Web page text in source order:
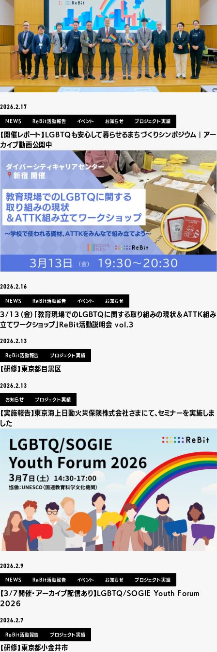
2026.2.17
NEWS ReBit活動報告 イベント お知らせ プロジェクト実績
【開催レポート】LGBTQも安心して暮らせるまちづくりシンポジウム｜アー
カイブ動画公開中
2026.2.16
NEWS ReBit活動報告 イベント お知らせ
3/13（金）「教育現場でのLGBTQに関する取り組みの現状＆ATTK組み
立てワークショップ」ReBit活動説明会 vol.3
2026.2.13
ReBit活動報告 プロジェクト実績
【研修】東京都目黒区
2026.2.13
お知らせ プロジェクト実績
【実施報告】東京海上日動火災保険株式会社さまにて、セミナーを実施しま
した
2026.2.9
NEWS ReBit活動報告 イベント お知らせ プロジェクト実績
【3/7開催・アーカイブ配信あり】LGBTQ/SOGIE Youth Forum
2026
2026.2.7
ReBit活動報告 プロジェクト実績
【研修】東京都小金井市